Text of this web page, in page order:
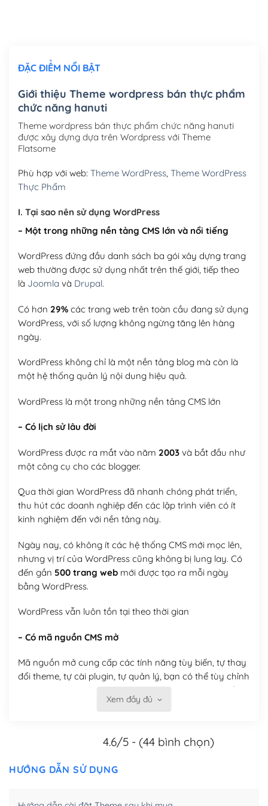
Mua thêm Host + Tên miền
(+300,000₫)
Tên miền Việt Nam .vn (1 năm)
Hosting 2GB SSD (1 năm)(+450,000₫)
Hosting 5GB SSD (1 năm)
Hosting 8GB SSD (1 năm)
ĐẶC ĐIỂM NỔI BẬT
Giới thiệu Theme wordpress bán thực phẩm
chức năng hanuti
Theme wordpress bán thực phẩm chức năng hanuti
được xây dựng dựa trên Wordpress với Theme
Flatsome
Phù hợp với web: Theme WordPress, Theme WordPress
Thực Phẩm
I. Tại sao nên sử dụng WordPress
– Một trong những nền tảng CMS lớn và nổi tiếng
WordPress đứng đầu danh sách ba gói xây dựng trang
web thường được sử dụng nhất trên thế giới, tiếp theo
là Joomla và Drupal.
Có hơn 29%các trang web trên toàn cầu đang sử dụng
WordPress, với số lượng không ngừng tăng lên hàng
ngày.
WordPress không chỉ là một nền tảng blog mà còn là
một hệ thống quản lý nội dung hiệu quả.
WordPress là một trong những nền tảng CMS lớn
– Có lịch sử lâu đời
WordPress được ra mắt vào năm 2003và bắt đầu như
một công cụ cho các blogger.
Qua thời gian WordPress đã nhanh chóng phát triển,
thu hút các doanh nghiệp đến các lập trình viên có ít
kinh nghiệm đến với nền tảng này.
Ngày nay, có không ít các hệ thống CMS mới mọc lên,
nhưng vị trí của WordPress cũng không bị lung lay. Có
đến gần 500 trang webmới được tạo ra mỗi ngày
bằng WordPress.
WordPress vẫn luôn tồn tại theo thời gian
– Có mã nguồn CMS mở
Mã nguồn mở cung cấp các tính năng tùy biến, tự thay
đổi theme, tự cài plugin, tự quản lý, bạn có thể tùy chỉnh
nó theo ý bạn mà không phải sử dụng dịch vụ tại bất
Có thể tùy biến trên website WordPress
Xem đầy đủ
4.6/5 - (44 bình chọn)
HƯỚNG DẪN SỬ DỤNG